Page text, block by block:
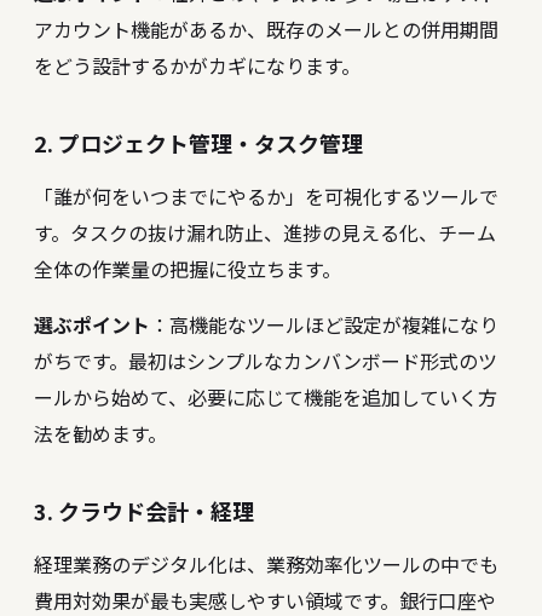
アカウント機能があるか、既存のメールとの併用期間
をどう設計するかがカギになります。
2. プロジェクト管理・タスク管理
「誰が何をいつまでにやるか」を可視化するツールで
す。タスクの抜け漏れ防止、進捗の見える化、チーム
全体の作業量の把握に役立ちます。
選ぶポイント ：高機能なツールほど設定が複雑になり
がちです。最初はシンプルなカンバンボード形式のツ
ールから始めて、必要に応じて機能を追加していく方
法を勧めます。
3. クラウド会計・経理
経理業務のデジタル化は、業務効率化ツールの中でも
費用対効果が最も実感しやすい領域です。銀行口座や